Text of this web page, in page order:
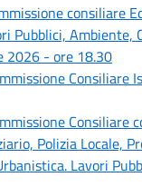
consiliare
Pubblici, Ambiente,
2026 - ore 18.30
Consiliare
Consiliare
Polizia Locale,
Lavori